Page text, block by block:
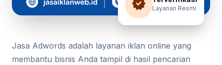
Layanan Resmi
Jasa Adwords adalah layanan iklan online yang
membantu bisnis Anda tampil di hasil pencarian